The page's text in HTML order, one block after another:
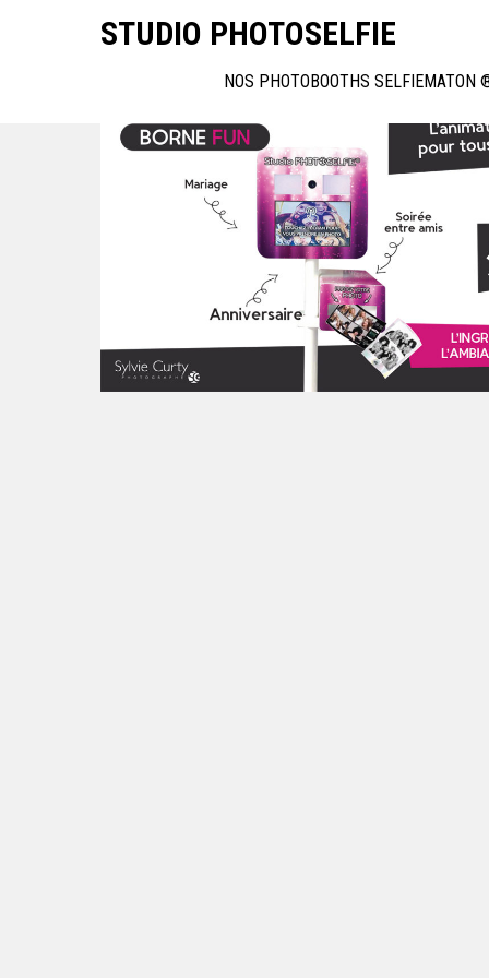
STUDIO PHOTOSELFIE
NOS PHOTOBOOTHS SELFIEMATON
ACCUEIL